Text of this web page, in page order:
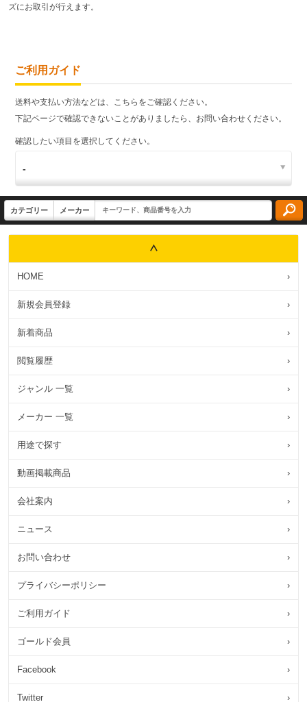
ズにお取引が行えます。
ご利用ガイド
送料や支払い方法などは、こちらをご確認ください。
下記ページで確認できないことがありましたら、お問い合わせください。
確認したい項目を選択してください。
HOME ›
新規会員登録 ›
新着商品 ›
閲覧履歴 ›
ジャンル 一覧 ›
メーカー 一覧 ›
用途で探す ›
動画掲載商品 ›
会社案内 ›
ニュース ›
お問い合わせ ›
プライバシーポリシー ›
ご利用ガイド ›
ゴールド会員 ›
Facebook ›
Twitter ›